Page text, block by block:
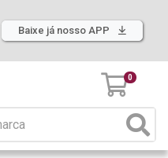
Baixe já nosso APP
0